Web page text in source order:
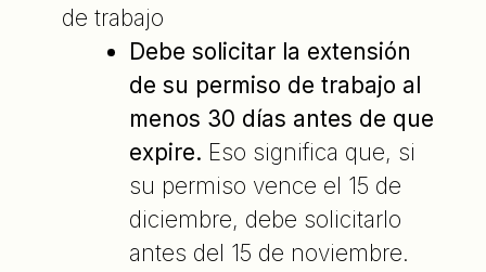
de trabajo
Debe solicitar la extensión
de su permiso de trabajo al
menos 30 días antes de que
expire. Eso significa que, si
su permiso vence el 15 de
diciembre, debe solicitarlo
antes del 15 de noviembre.